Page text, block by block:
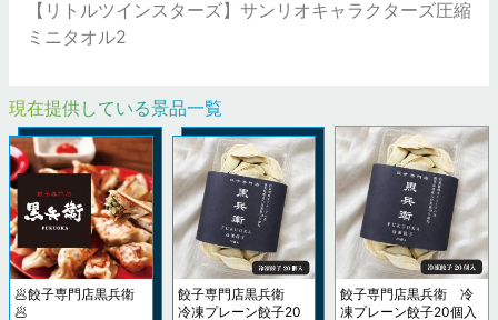
【リトルツインスターズ】サンリオキャラクターズ圧縮
ミニタオル2
現在提供している景品一覧
🥟餃子専門店黒兵衛
🥟
餃子専門店黒兵衛
冷凍プレーン餃子20
餃子専門店黒兵衛 冷
凍プレーン餃子20個入